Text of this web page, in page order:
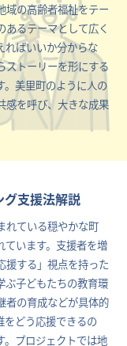
域の高齢者福祉をテー
あるテーマとして広く
ればいいか分からな
ストーリーを形にする
。美里町のように人の
感を呼び、大きな成果
グ支援法解説
れている穏やかな町
ています。支援者を増
援する」視点を持った
ぶ子どもたちの教育環
者の育成などが具体的
をどう応援できるの
。プロジェクトでは地